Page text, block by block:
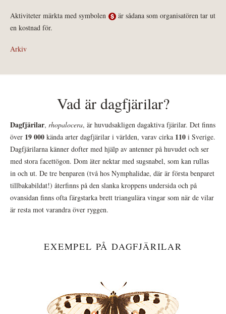
Aktiviteter märkta med symbolen
är sådana som organisatören tar ut
en kostnad för.
Arkiv
Vad är dagfjärilar?
Dagfjärilar, rhopalocera, är huvudsakligen dagaktiva fjärilar. Det finns
över 19 000 kända arter dagfjärilar i världen, varav cirka 110 i Sverige.
Dagfjärilarna känner dofter med hjälp av antenner på huvudet och ser
med stora facettögon. Dom äter nektar med sugsnabel, som kan rullas
in och ut. De tre benparen (två hos Nymphalidae, där är första benparet
tillbakabildat!) återfinns på den slanka kroppens undersida och på
ovansidan finns ofta färgstarka brett triangulära vingar som när de vilar
är resta mot varandra över ryggen.
EXEMPEL PÅ DAGFJÄRILAR